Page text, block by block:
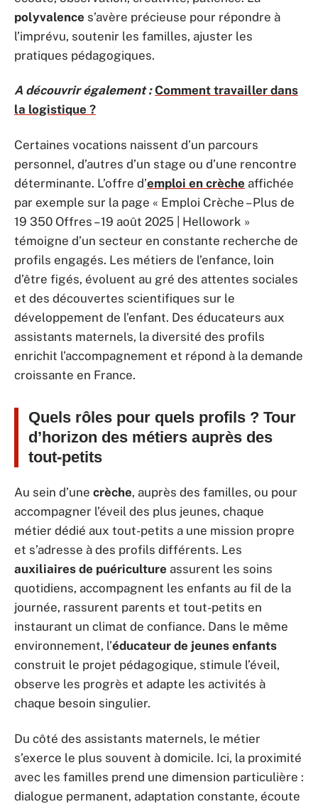
polyvalence s’avère précieuse pour répondre à
l’imprévu, soutenir les familles, ajuster les
pratiques pédagogiques.
A découvrir également : Comment travailler dans
la logistique ?
Certaines vocations naissent d’un parcours
personnel, d’autres d’un stage ou d’une rencontre
déterminante. L’offre d’emploi en crèche affichée
par exemple sur la page « Emploi Crèche – Plus de
19 350 Offres – 19 août 2025 | Hellowork »
témoigne d’un secteur en constante recherche de
profils engagés. Les métiers de l’enfance, loin
d’être figés, évoluent au gré des attentes sociales
et des découvertes scientifiques sur le
développement de l’enfant. Des éducateurs aux
assistants maternels, la diversité des profils
enrichit l’accompagnement et répond à la demande
croissante en France.
Quels rôles pour quels profils ? Tour
d’horizon des métiers auprès des
tout-petits
Au sein d’une crèche, auprès des familles, ou pour
accompagner l’éveil des plus jeunes, chaque
métier dédié aux tout-petits a une mission propre
et s’adresse à des profils différents. Les
auxiliaires de puériculture assurent les soins
quotidiens, accompagnent les enfants au fil de la
journée, rassurent parents et tout-petits en
instaurant un climat de confiance. Dans le même
environnement, l’éducateur de jeunes enfants
construit le projet pédagogique, stimule l’éveil,
observe les progrès et adapte les activités à
chaque besoin singulier.
Du côté des assistants maternels, le métier
s’exerce le plus souvent à domicile. Ici, la proximité
avec les familles prend une dimension particulière :
dialogue permanent, adaptation constante, écoute